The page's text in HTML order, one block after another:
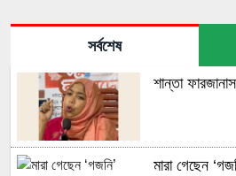
অধিনায়কত্ব
ফ্রান্সের কোচ
সর্বশেষ
শান্তা
মারা গেছেন